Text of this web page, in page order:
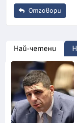
Отговори
Email
Коментар*
Най-четени